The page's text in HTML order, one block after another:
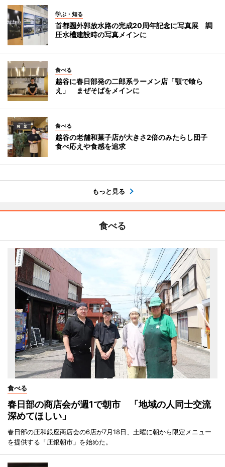
学ぶ・知る
首都圏外郭放水路の完成20周年記念に写真展 調
圧水槽建設時の写真メインに
食べる
越谷に春日部発の二郎系ラーメン店「顎で喰ら
え」 まぜそばをメインに
食べる
越谷の老舗和菓子店が大きさ2倍のみたらし団子
食べ応えや食感を追求
もっと見る
食べる
食べる
春日部の商店会が週1で朝市 「地域の人同士交流
深めてほしい」
春日部の庄和銀座商店会の6店が7月18日、土曜に朝から限定メニュー
を提供する「庄銀朝市」を始めた。